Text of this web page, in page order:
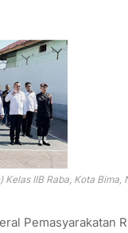
Kelas IIB Raba, Kota Bima,
Pemasyarakatan